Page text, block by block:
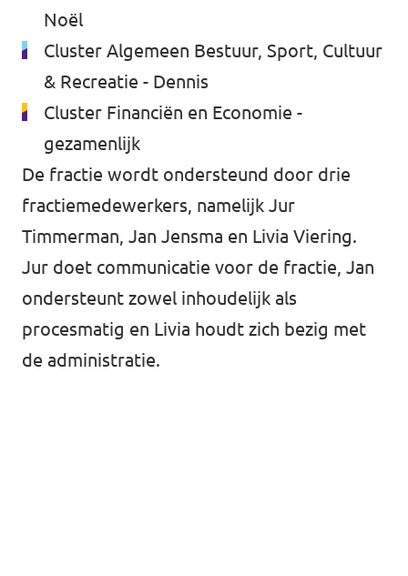
Noël
Cluster Algemeen Bestuur, Sport, Cultuur
& Recreatie - Dennis
Cluster Financiën en Economie -
gezamenlijk
De fractie wordt ondersteund door drie
fractiemedewerkers, namelijk Jur
Timmerman, Jan Jensma en Livia Viering.
Jur doet communicatie voor de fractie, Jan
ondersteunt zowel inhoudelijk als
procesmatig en Livia houdt zich bezig met
de administratie.